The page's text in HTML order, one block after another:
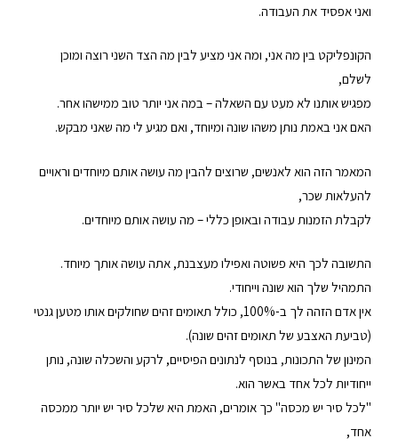
ואני אפסיד את העבודה.
הקונפליקט בין מה אני, ומה אני מציע לבין מה הצד השני רוצה ומוכן
לשלם,
מפגיש אותנו לא מעט עם השאלה – במה אני יותר טוב ממישהו אחר.
האם אני באמת נותן משהו שונה ומיוחד, ואם מגיע לי מה שאני מבקש.
המאמר הזה הוא לאנשים, שרוצים להבין מה עושה אותם מיוחדים וראויים
להעלאות שכר,
לקבלת הזמנות עבודה ובאופן כללי – מה עושה אותם מיוחדים.
התשובה לכך היא פשוטה ואפילו מעצבנת, אתה עושה אותך מיוחד.
התמהיל שלך הוא שונה וייחודי.
אין אדם הזהה לך ב-100%, כולל תאומים זהים שחולקים אותו מטען גנטי
(טביעת האצבע של תאומים זהים שונה).
המינון של התכונות, בנוסף לנתונים הפיסיים, לרקע והשכלה שונה, נותן
ייחודיות לכל אחד באשר הוא.
"לכל סיר יש מכסה" כך אומרים, האמת היא שלכל סיר יש יותר ממכסה
אחד,